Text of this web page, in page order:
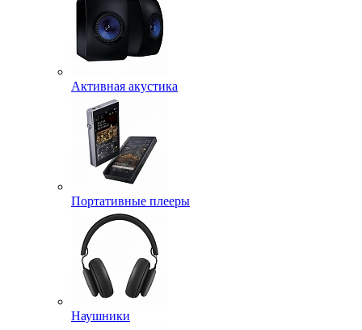
Активная акустика
Портативные плееры
Наушники